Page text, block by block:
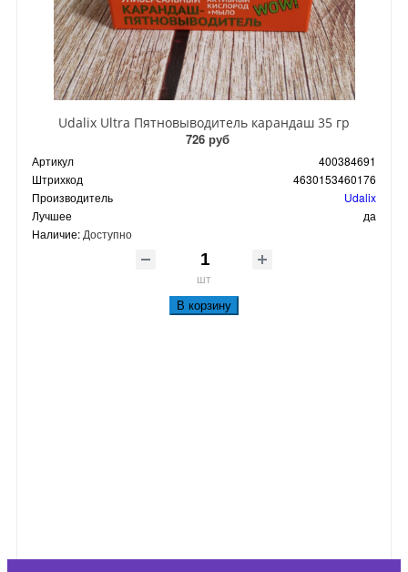
Udalix Ultra Пятновыводитель карандаш 35 гр
726 руб
Артикул
400384691
Штрихкод
4630153460176
Производитель
Udalix
Лучшее
да
Наличие: Доступно
шт
В корзину